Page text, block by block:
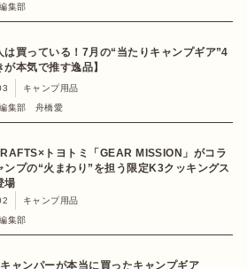
集部
は買っている！7月の“当たりキャンプギア”4
本気で推す逸品】
キャンプ用品
集部 舟橋愛
トヨトミ「GEAR MISSION」がコラ
ンプの“火まわり”を担う限定K3クッキングス
場
キャンプ用品
集部
キャンパーが本当に買ったキャンプギア